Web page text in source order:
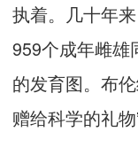
执着。几十年
959个成年雌雄
的发育图。布
赠给科学的礼物”